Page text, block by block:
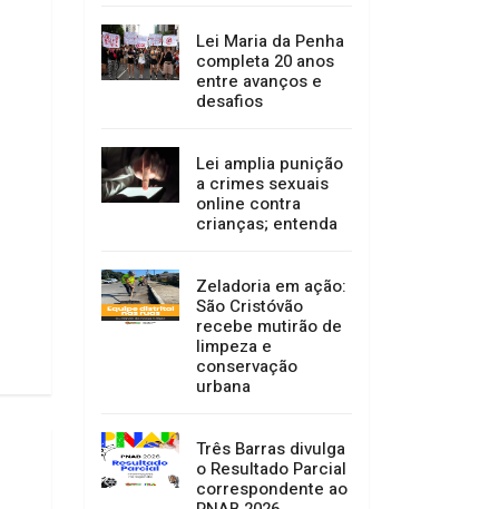
Lei Maria da Penha
completa 20 anos
entre avanços e
desafios
Lei amplia punição
a crimes sexuais
online contra
crianças; entenda
Zeladoria em ação:
São Cristóvão
recebe mutirão de
limpeza e
conservação
urbana
Três Barras divulga
o Resultado Parcial
correspondente ao